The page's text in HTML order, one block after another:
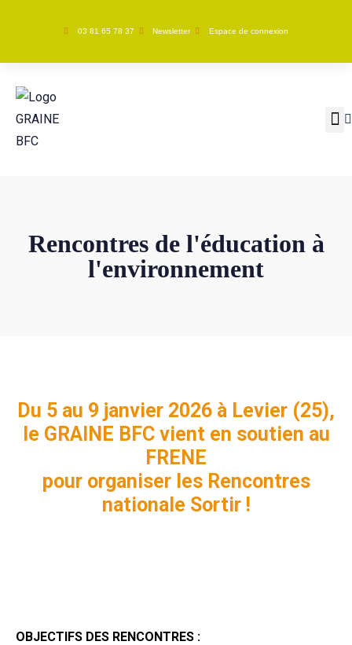
03 81 65 78 37 Newsletter Espace de connexion
Rencontres de l'éducation à
l'environnement
Du 5 au 9 janvier 2026 à Levier (25),
le GRAINE BFC vient en soutien au
FRENE
pour organiser les Rencontres
nationale Sortir !
OBJECTIFS DES RENCONTRES :